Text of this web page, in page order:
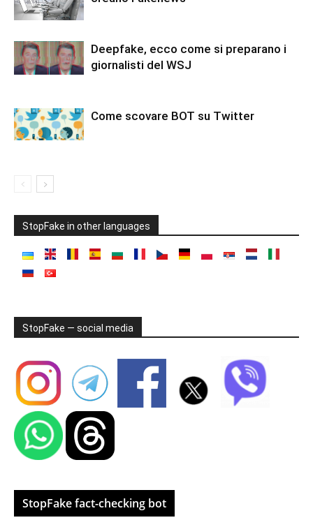
Deepfake, ecco come si preparano i
giornalisti del WSJ
Come scovare BOT su Twitter
StopFake in other languages
StopFake — social media
StopFake fact-checking bot